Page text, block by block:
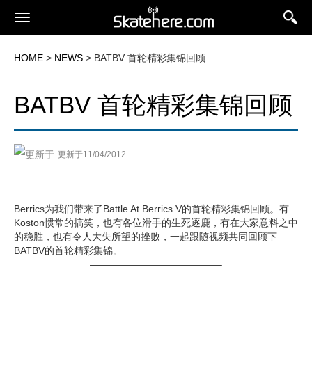
HOME > NEWS > BATBV 首轮精彩集锦回顾
BATBV 首轮精彩集锦回顾
更新于11/04/2012
Berrics为我们带来了Battle At Berrics V的首轮精彩集锦回顾。有
Koston惯常的搞笑，也有各位滑手的生死逐鹿，有在大家意料之中
的稳胜，也有令人大失所望的挫败，一起跟随视频共同回顾下
BATBV的首轮精彩集锦。
—————————————–